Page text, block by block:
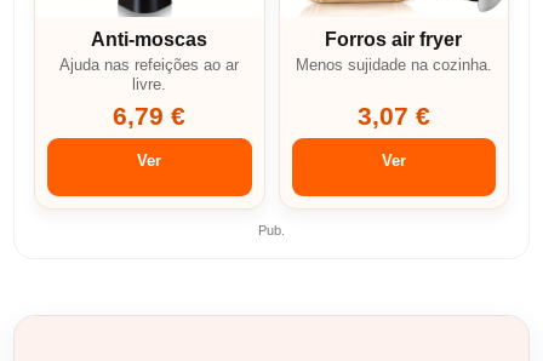
Anti-moscas
Ajuda nas refeições ao ar
livre.
6,79 €
Ver
Forros air fryer
Menos sujidade na cozinha.
3,07 €
Ver
Pub.